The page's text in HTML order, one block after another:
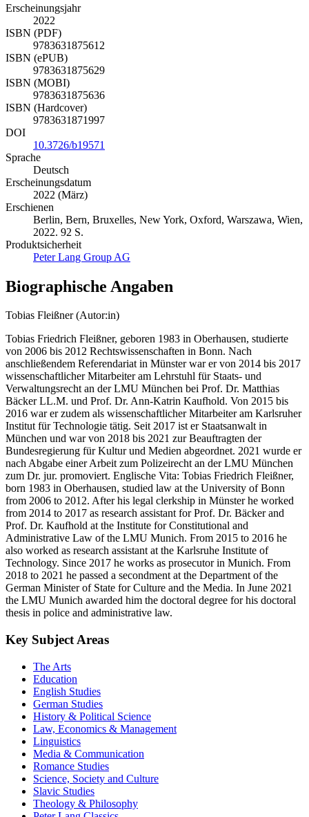
Erscheinungsjahr
2022
ISBN (PDF)
9783631875612
ISBN (ePUB)
9783631875629
ISBN (MOBI)
9783631875636
ISBN (Hardcover)
9783631871997
DOI
10.3726/b19571
Sprache
Deutsch
Erscheinungsdatum
2022 (März)
Erschienen
Berlin, Bern, Bruxelles, New York, Oxford, Warszawa, Wien,
2022. 92 S.
Produktsicherheit
Peter Lang Group AG
Biographische Angaben
Tobias Fleißner (Autor:in)
Tobias Friedrich Fleißner, geboren 1983 in Oberhausen, studierte
von 2006 bis 2012 Rechtswissenschaften in Bonn. Nach
anschließendem Referendariat in Münster war er von 2014 bis 2017
wissenschaftlicher Mitarbeiter am Lehrstuhl für Staats- und
Verwaltungsrecht an der LMU München bei Prof. Dr. Matthias
Bäcker LL.M. und Prof. Dr. Ann-Katrin Kaufhold. Von 2015 bis
2016 war er zudem als wissenschaftlicher Mitarbeiter am Karlsruher
Institut für Technologie tätig. Seit 2017 ist er Staatsanwalt in
München und war von 2018 bis 2021 zur Beauftragten der
Bundesregierung für Kultur und Medien abgeordnet. 2021 wurde er
nach Abgabe einer Arbeit zum Polizeirecht an der LMU München
zum Dr. jur. promoviert. Englische Vita: Tobias Friedrich Fleißner,
born 1983 in Oberhausen, studied law at the University of Bonn
from 2006 to 2012. After his legal clerkship in Münster he worked
from 2014 to 2017 as research assistant for Prof. Dr. Bäcker and
Prof. Dr. Kaufhold at the Institute for Constitutional and
Administrative Law of the LMU Munich. From 2015 to 2016 he
also worked as research assistant at the Karlsruhe Institute of
Technology. Since 2017 he works as prosecutor in Munich. From
2018 to 2021 he passed a secondment at the Department of the
German Minister of State for Culture and the Media. In June 2021
the LMU Munich awarded him the doctoral degree for his doctoral
thesis in police and administrative law.
Key Subject Areas
The Arts
Education
English Studies
German Studies
History & Political Science
Law, Economics & Management
Linguistics
Media & Communication
Romance Studies
Science, Society and Culture
Slavic Studies
Theology & Philosophy